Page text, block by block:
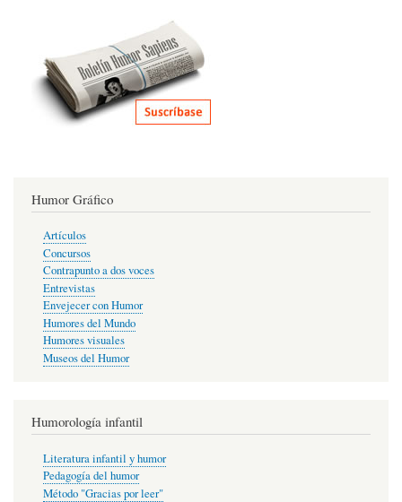
Humor Gráfico
Artículos
Concursos
Contrapunto a dos voces
Entrevistas
Envejecer con Humor
Humores del Mundo
Humores visuales
Museos del Humor
Humorología infantil
Literatura infantil y humor
Pedagogía del humor
Método "Gracias por leer"